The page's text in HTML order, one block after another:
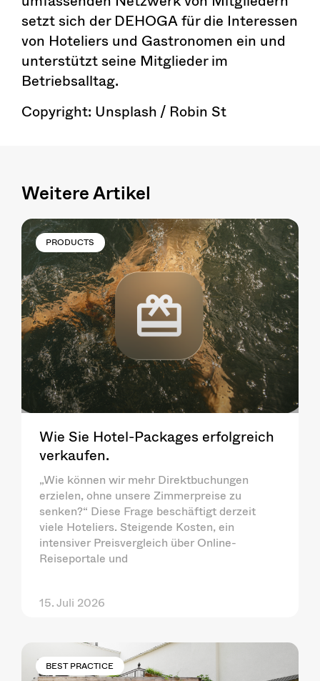
setzt sich der DEHOGA für die Interessen
von Hoteliers und Gastronomen ein und
unterstützt seine Mitglieder im
Betriebsalltag.
Copyright: Unsplash / Robin St
Weitere Artikel
PRODUCTS
Wie Sie Hotel-Packages erfolgreich
verkaufen.
„Wie können wir mehr Direktbuchungen
erzielen, ohne unsere Zimmerpreise zu
senken?“ Diese Frage beschäftigt derzeit
viele Hoteliers. Steigende Kosten, ein
intensiver Preisvergleich über Online-
Reiseportale und
15. Juli 2026
BEST PRACTICE